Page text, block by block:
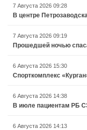
7 Августа 2026 09:28
В центре
7 Августа 2026 09:19
Прошедшей ночью
6 Августа 2026 15:30
Спорткомплекс
6 Августа 2026 14:38
В июле пациентам РБ
6 Августа 2026 14:13